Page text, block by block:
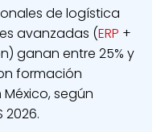
de logística
avanzadas (ERP +
ganan entre 25% y
formación
según
2026.